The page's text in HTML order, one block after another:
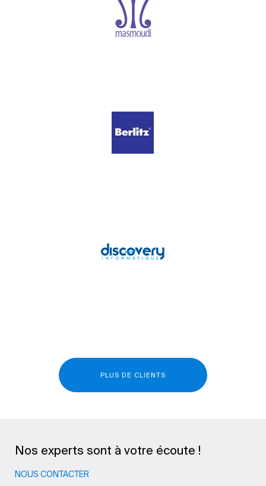
PLUS DE CLIENTS
Nos experts sont à votre écoute !
NOUS CONTACTER